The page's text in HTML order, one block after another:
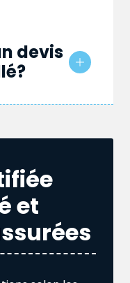
devis
et